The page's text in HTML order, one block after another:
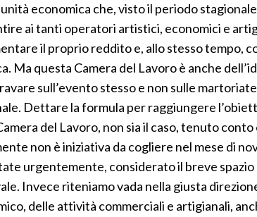
economica che, visto il periodo
ai tanti operatori artistici, economici e
il proprio reddito e, allo stesso tempo,
Ma questa Camera del Lavoro è anche
sull’evento stesso e non sulle
Dettare la formula per raggiungere
del Lavoro, non sia il caso, tenuto
non è iniziativa da cogliere nel mese di
urgentemente, considerato il breve
Invece riteniamo vada nella giusta
delle attività commerciali e artigianali,